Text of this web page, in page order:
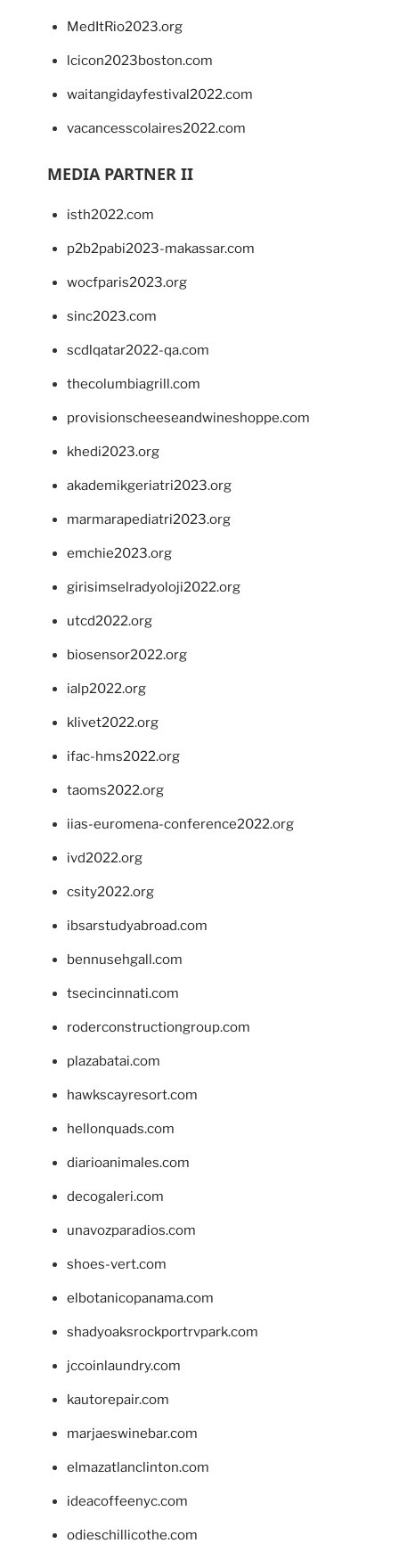
MedItRio2023.org
lcicon2023boston.com
waitangidayfestival2022.com
vacancesscolaires2022.com
MEDIA PARTNER II
isth2022.com
p2b2pabi2023-makassar.com
wocfparis2023.org
sinc2023.com
scdlqatar2022-qa.com
thecolumbiagrill.com
provisionscheeseandwineshoppe.com
khedi2023.org
akademikgeriatri2023.org
marmarapediatri2023.org
emchie2023.org
girisimselradyoloji2022.org
utcd2022.org
biosensor2022.org
ialp2022.org
klivet2022.org
ifac-hms2022.org
taoms2022.org
iias-euromena-conference2022.org
ivd2022.org
csity2022.org
ibsarstudyabroad.com
bennusehgall.com
tsecincinnati.com
roderconstructiongroup.com
plazabatai.com
hawkscayresort.com
hellonquads.com
diarioanimales.com
decogaleri.com
unavozparadios.com
shoes-vert.com
elbotanicopanama.com
shadyoaksrockportrvpark.com
jccoinlaundry.com
kautorepair.com
marjaeswinebar.com
elmazatlanclinton.com
ideacoffeenyc.com
odieschillicothe.com